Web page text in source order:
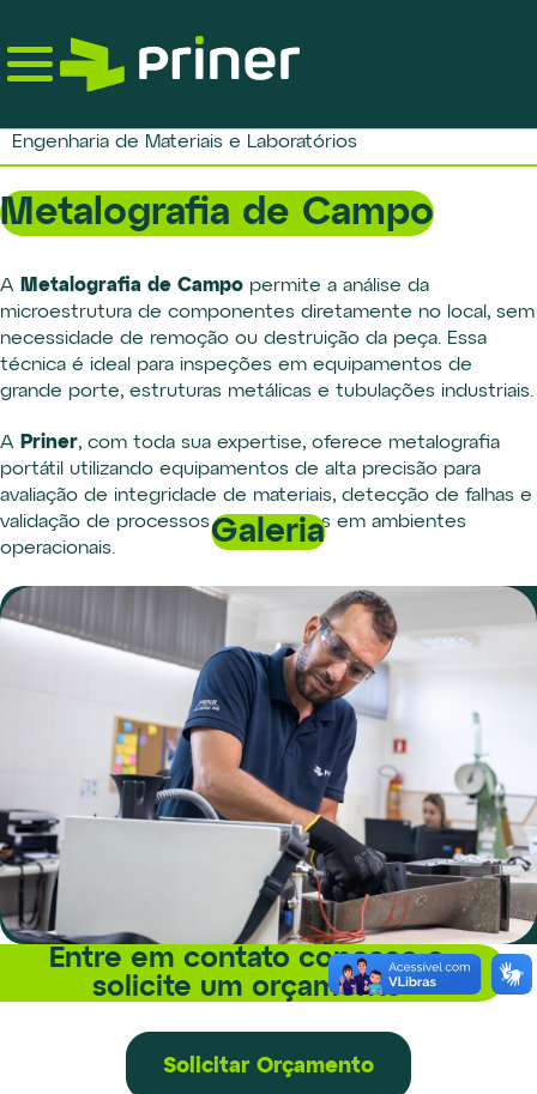
the
Engenharia de Materiais e Laboratórios
Metalografia de Campo
A Metalografia de Campo permite a análise da
microestrutura de componentes diretamente no local, sem
necessidade de remoção ou destruição da peça. Essa
técnica é ideal para inspeções em equipamentos de
grande porte, estruturas metálicas e tubulações industriais.
A Priner, com toda sua expertise, oferece metalografia
portátil utilizando equipamentos de alta precisão para
avaliação de integridade de materiais, detecção de falhas e
validação de processos metalúrgicos em ambientes
operacionais.
Galeria
Entre em contato conosco e
solicite um orçamento
Solicitar Orçamento